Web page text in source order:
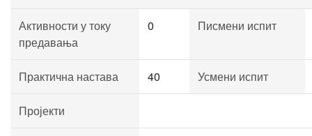
Активности у току
предавања
0 Писмени испит
Практична настава 40 Усмени испит
Пројекти